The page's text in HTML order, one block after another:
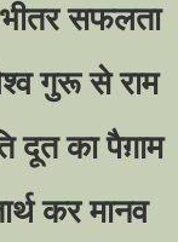
सफलता
गुरू से राम
दूत का पैग़ाम
कर मानव